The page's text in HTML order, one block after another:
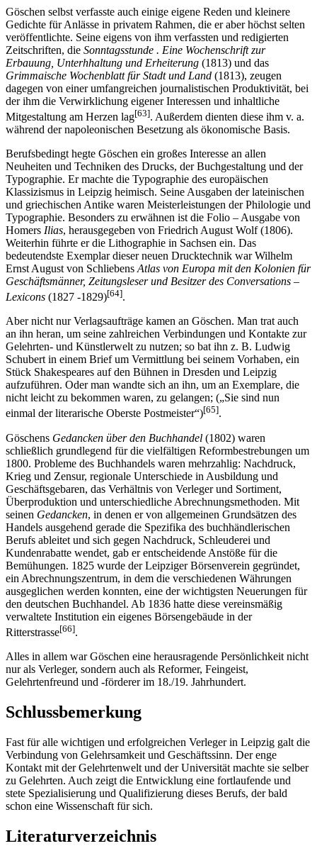
Göschen selbst verfasste auch einige eigene Reden und kleinere
Gedichte für Anlässe in privatem Rahmen, die er aber höchst selten
veröffentlichte. Seine eigens von ihm verfassten und redigierten
Zeitschriften, die Sonntagsstunde . Eine Wochenschrift zur
Erbauung, Unterhhaltung und Erheiterung (1813) und das
Grimmaische Wochenblatt für Stadt und Land (1813), zeugen
dagegen von einer umfangreichen journalistischen Produktivität, bei
der ihm die Verwirklichung eigener Interessen und inhaltliche
Mitgestaltung am Herzen lag[63]. Außerdem dienten diese ihm v. a.
während der napoleonischen Besetzung als ökonomische Basis.
Berufsbedingt hegte Göschen ein großes Interesse an allen
Neuheiten und Techniken des Drucks, der Buchgestaltung und der
Typographie. Er machte die Typographie des europäischen
Klassizismus in Leipzig heimisch. Seine Ausgaben der lateinischen
und griechischen Antike waren Meisterleistungen der Philologie und
Typographie. Besonders zu erwähnen ist die Folio – Ausgabe von
Homers Ilias, herausgegeben von Friedrich August Wolf (1806).
Weiterhin führte er die Lithographie in Sachsen ein. Das
bedeutendste Exemplar dieser neuen Drucktechnik war Wilhelm
Ernst August von Schliebens Atlas von Europa mit den Kolonien für
Geschäftsmänner, Zeitungsleser und Besitzer des Conversations –
Lexicons (1827 -1829)[64].
Aber nicht nur Verlagsaufträge kamen an Göschen. Man trat auch
an ihn heran, um seine zahlreichen Verbindungen und Kontakte zur
Gelehrten- und Künstlerwelt zu nutzen; so bat ihn z. B. Ludwig
Schubert in einem Brief um Vermittlung bei seinem Vorhaben, ein
Stück Shakespeares auf den Bühnen in Dresden und Leipzig
aufzuführen. Oder man wandte sich an ihn, um an Exemplare, die
nicht leicht zu bekommen waren, zu gelangen; („Sie sind nun
einmal der literarische Oberste Postmeister“)[65].
Göschens Gedancken über den Buchhandel (1802) waren
schließlich grundlegend für die vielfältigen Reformbestrebungen um
1800. Probleme des Buchhandels waren mehrzahlig: Nachdruck,
Krieg und Zensur, regionale Unterschiede in Ausbildung und
Geschäftsgebaren, das Verhältnis von Verleger und Sortiment,
Überproduktion und unterschiedliche Abrechnungsmethoden. Mit
seinen Gedancken, in denen er von allgemeinen Grundsätzen des
Handels ausgehend gerade die Spezifika des buchhändlerischen
Berufs ableitet und sich gegen Nachdruck, Schleuderei und
Kundenrabatte wendet, gab er entscheidende Anstöße für die
Bemühungen. 1825 wurde der Leipziger Börsenverein gegründet,
ein Abrechnungszentrum, in dem die verschiedenen Währungen
ausgeglichen werden konnten, eine der wichtigsten Neuerungen für
den deutschen Buchhandel. Ab 1836 hatte diese vereinsmäßig
verwaltete Institution ein eigenes Börsengebäude in der
Ritterstrasse[66].
Alles in allem war Göschen eine herausragende Persönlichkeit nicht
nur als Verleger, sondern auch als Reformer, Feingeist,
Gelehrtenfreund und -förderer im 18./19. Jahrhundert.
Schlussbemerkung
Fast für alle wichtigen und erfolgreichen Verleger in Leipzig galt die
Verbindung von Gelehrsamkeit und Geschäftssinn. Der enge
Kontakt mit der Gelehrtenwelt und der Universität machte sie selber
zu Gelehrten. Auch zeigt die Entwicklung eine fortlaufende und
stete Spezialisierung und Qualifizierung dieses Berufs, der bald
schon eine Wissenschaft für sich.
Literaturverzeichnis